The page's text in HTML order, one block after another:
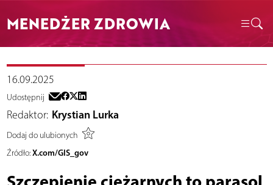
MENEDŻER ZDROWIA
16.09.2025
Udostępnij
Redaktor: Krystian Lurka
Dodaj do ulubionych
Źródło: X.com/GIS_gov